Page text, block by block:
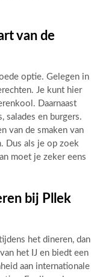
van de
optie. Gelegen in
Je kunt hier
Daarnaast
salades en burgers.
van de smaken van
Dus als je op zoek
moet je zeker eens
bij Pllek
het dineren, dan
het IJ en biedt een
aan internationale